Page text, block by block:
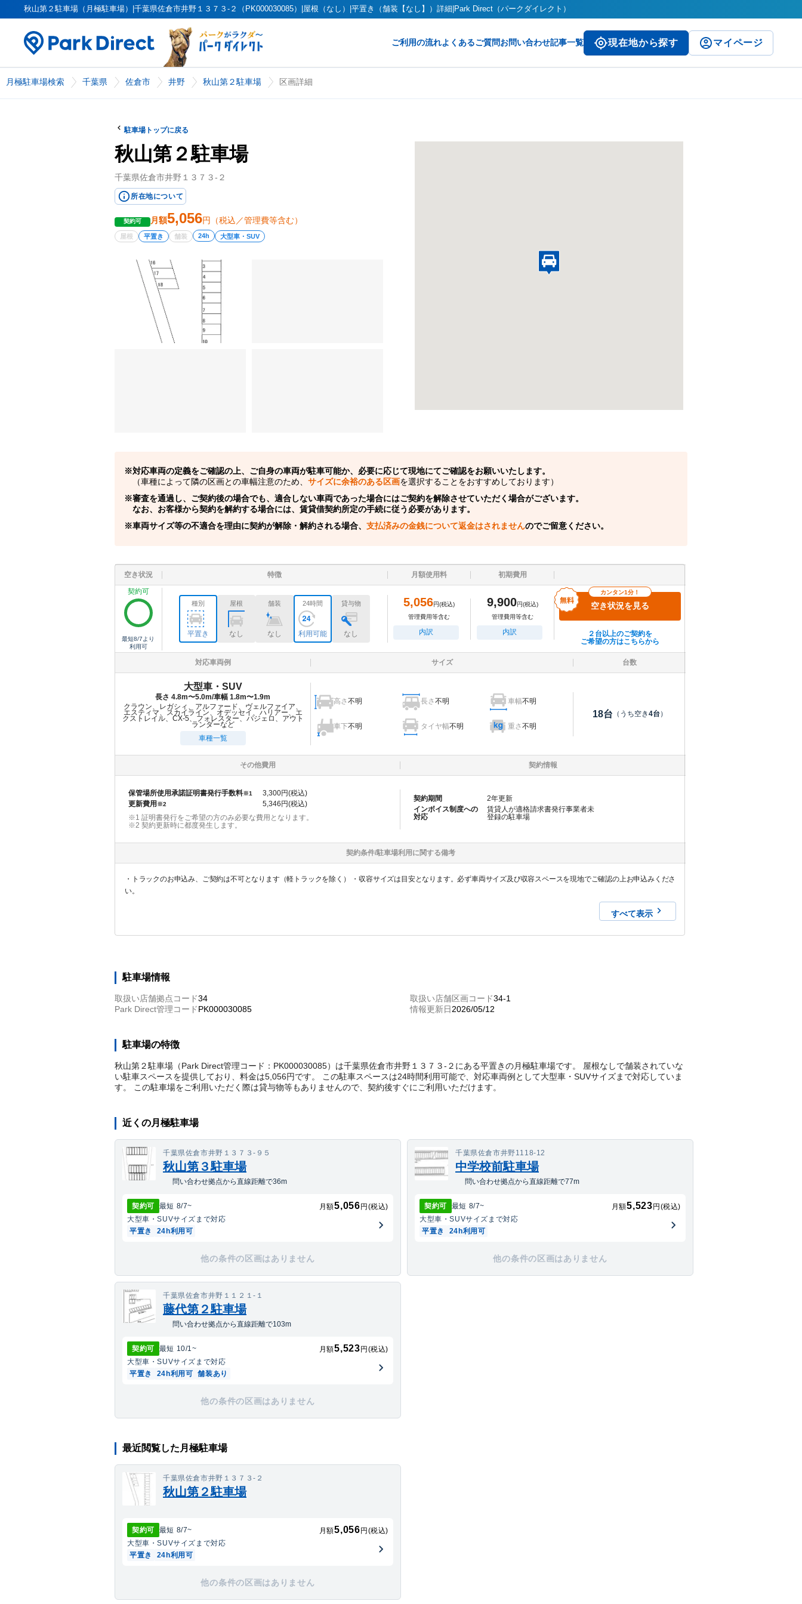
秋山第２駐車場（月極駐車場）|千葉県佐倉市井野１３７３-２（PK000030085）|屋根（なし）|平置き（舗装【なし】）詳細|Park Direct（パークダイレクト）
ご利用の流れよくあるご質問お問い合わせ記事一覧 現在地から探す マイページ
月極駐車場検索 千葉県 佐倉市 井野 秋山第２駐車場 区画詳細
駐車場トップに戻る
秋山第２駐車場
千葉県佐倉市井野１３７３-２
所在地について
契約可 月額5,056円（税込／管理費等含む）
屋根 平置き 舗装 24h 大型車・SUV
対応車両の定義をご確認の上、ご自身の車両が駐車可能か、必要に応じて現地にてご確認をお願いいたします。
（車種によって隣の区画との車幅注意のため、 サイズに余裕のある区画を選択することをおすすめしております）
審査を通過し、ご契約後の場合でも、適合しない車両であった場合にはご契約を解除させていただく場合がございます。
なお、お客様から契約を解約する場合には、賃貸借契約所定の手続に従う必要があります。
車両サイズ等の不適合を理由に契約が解除・解約される場合、 支払済みの金銭について返金はされませんのでご留意ください。
空き状況 特徴 月額使用料
初期費用
契約可
最短8/7 より
利用可
種別
平置き
屋根
なし
舗装
なし
24時間
利用可能
貸与物
なし
5,056円(税込)
管理費用等含む
内訳
9,900円(税込)
管理費用等含む
内訳
カンタン1分！
空き状況を見る
２台以上のご契約を
ご希望の方はこちらから
対応車両例 サイズ 台数
大型車・SUV
長さ 4.8m〜5.0m/車幅 1.8m〜1.9m
クラウン、レガシィ、アルファード、ヴェルファイア、
エスティマ、スカイライン、オデッセイ、ハリアー、エ
クストレイル、CX-5、フォレスター、パジェロ、アウト
ランダーなど
車種一覧
高さ不明 長さ不明 車幅不明
車下不明 タイヤ幅不明 重さ不明
18台 （うち空き4台）
その他費用 契約情報
保管場所使用承諾証明書発行手数料※1 3,300円(税込)
更新費用※2 5,346円(税込)
※1 証明書発行をご希望の方のみ必要な費用となります。
※2 契約更新時に都度発生します。
契約期間 2年更新
インボイス制度への
対応
賃貸人が適格請求書発行事業者未
登録の駐車場
契約条件/駐車場利用に関する備考
・トラックのお申込み、ご契約は不可となります（軽トラックを除く） ・収容サイズは目安となります。必ず車両サイズ及び収容スペースを現地でご確認の上お申込みくださ
い。
すべて表示
駐車場情報
取扱い店舗拠点コード34 取扱い店舗区画コード34-1
Park Direct管理コードPK000030085 情報更新日2026/05/12
駐車場の特徴
秋山第２駐車場（Park Direct管理コード：PK000030085）は千葉県佐倉市井野１３７３-２にある平置きの月極駐車場です。 屋根なしで舗装されていな
い駐車スペースを提供しており、料金は5,056円です。 この駐車スペースは24時間利用可能で、対応車両例として大型車・SUVサイズまで対応していま
す。 この駐車場をご利用いただく際は貸与物等もありませんので、契約後すぐにご利用いただけます。
近くの月極駐車場
千葉県佐倉市井野１３７３-９５
秋山第３駐車場
問い合わせ拠点から直線距離で36m
契約可 最短 8/7~ 月額5,056 円(税込)
大型車・SUVサイズまで対応
平置き
24h利用可
他の条件の区画はありません
千葉県佐倉市井野1118-12
中学校前駐車場
問い合わせ拠点から直線距離で77m
契約可 最短 8/7~ 月額5,523 円(税込)
大型車・SUVサイズまで対応
平置き
24h利用可
他の条件の区画はありません
千葉県佐倉市井野１１２１-１
藤代第２駐車場
問い合わせ拠点から直線距離で103m
契約可 最短 10/1~ 月額5,523 円(税込)
大型車・SUVサイズまで対応
平置き
24h利用可 舗装あり
他の条件の区画はありません
最近閲覧した月極駐車場
千葉県佐倉市井野１３７３-２
秋山第２駐車場
契約可 最短 8/7~ 月額5,056 円(税込)
大型車・SUVサイズまで対応
平置き
24h利用可
他の条件の区画はありません